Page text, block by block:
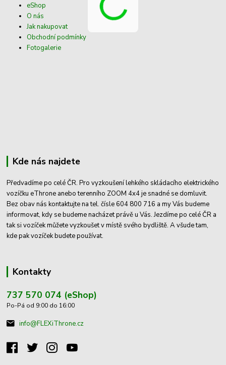
eShop
O nás
Jak nakupovat
Obchodní podmínky
Fotogalerie
Kde nás najdete
Předvadíme po celé ČR. Pro vyzkoušení lehkého skládacího elektrického
vozíčku eThrone anebo terenního ZOOM 4x4 je snadné se domluvit.
Bez obav nás kontaktujte na tel. čísle 604 800 716 a my Vás budeme
informovat, kdy se budeme nacházet právě u Vás. Jezdíme po celé ČR a
tak si vozíček můžete vyzkoušet v místě svého bydliště. A všude tam,
kde pak vozíček budete používat.
Kontakty
737 570 074 (eShop)
Po-Pá od 9:00 do 16:00
info@FLEXiThrone.cz